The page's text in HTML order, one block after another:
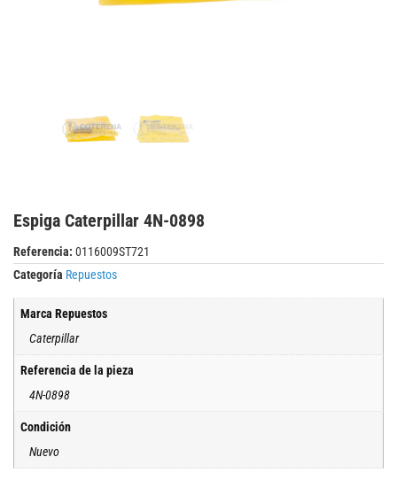
Espiga Caterpillar 4N-0898
Referencia: 0116009ST721
Categoría Repuestos
Marca Repuestos
Caterpillar
Referencia de la pieza
4N-0898
Condición
Nuevo